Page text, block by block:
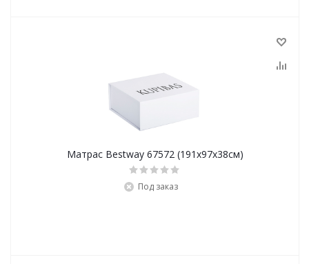
Матрас Bestway 67572 (191х97х38см)
Под заказ